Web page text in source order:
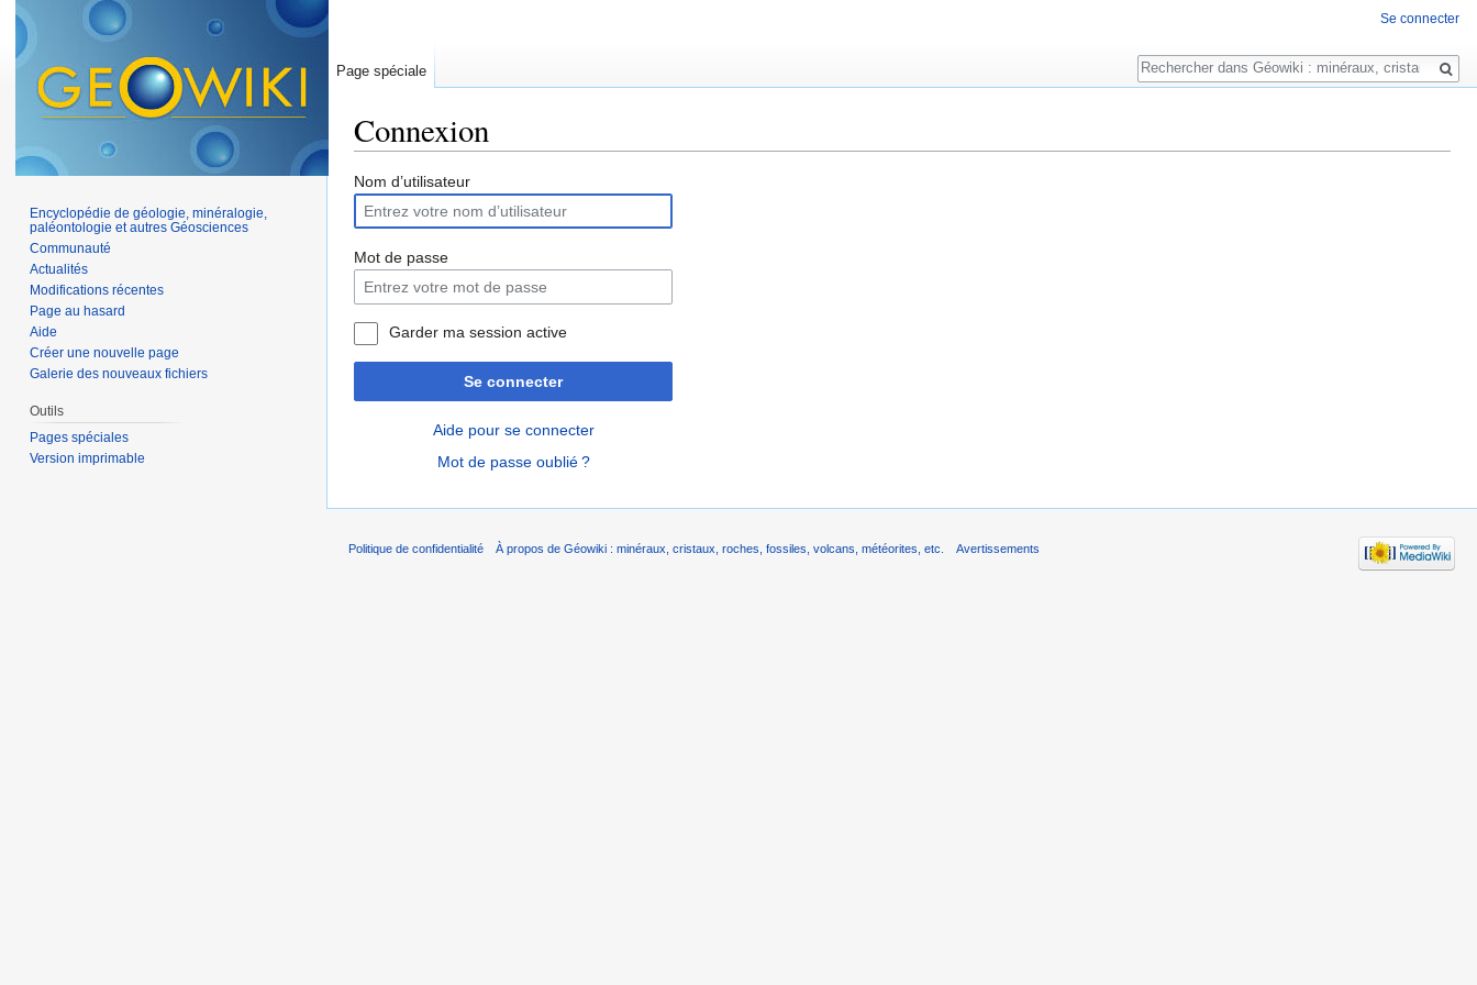
Connexion
Nom d’utilisateur
Mot de passe
Garder ma session active
Se connecter
Aide pour se connecter
Mot de passe oublié ?
Se connecter
Page spéciale
Rechercher
Encyclopédie de géologie, minéralogie,
paléontologie et autres Géosciences
Communauté
Actualités
Modifications récentes
Page au hasard
Aide
Créer une nouvelle page
Galerie des nouveaux fichiers
Outils
Pages spéciales
Version imprimable
Politique de confidentialité À propos de Géowiki : minéraux, cristaux, roches, fossiles, volcans, météorites, etc. Avertissements